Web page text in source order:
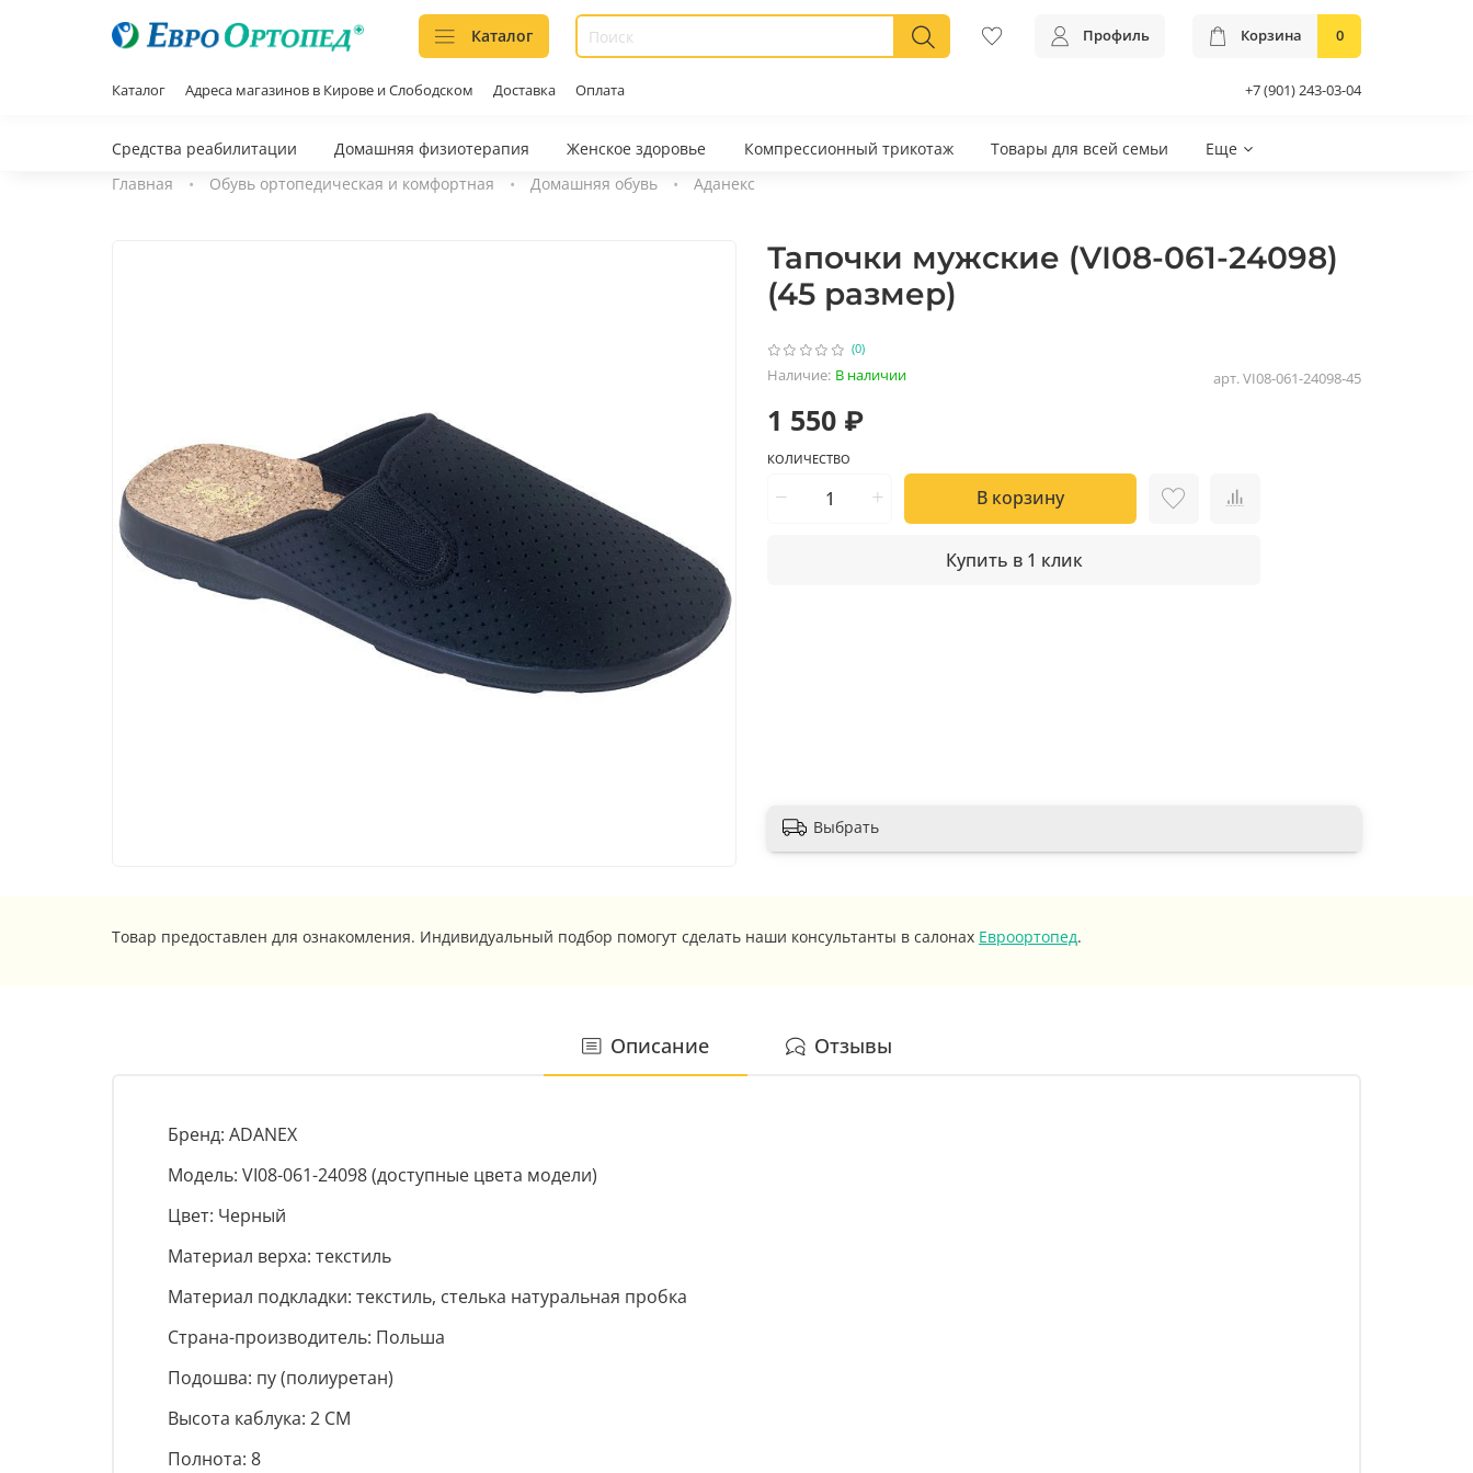
Каталог Профиль Корзина 0
Каталог Адреса магазинов в Кирове и Слободском Доставка Оплата +7 (901) 243-03-04
Средства реабилитации Домашняя физиотерапия Женское здоровье Компрессионный трикотаж Товары для всей семьи
Еще
Главная
Обувь ортопедическая и комфортная Домашняя обувь Аданекс
(0)
арт.VI08-061-24098-45
Наличие: В наличии
Тапочки мужские (VI08-061-24098)
(45 размер)
1 550 ₽
КОЛИЧЕСТВО
В корзину
Купить в 1 клик
Выбрать
Товар предоставлен для ознакомления. Индивидуальный подбор помогут сделать наши консультанты в салонах Евроортопед.
Описание Отзывы
Бренд: ADANEX
Модель: VI08-061-24098 (доступные цвета модели)
Цвет: Черный
Материал верха: текстиль
Материал подкладки: текстиль, стелька натуральная пробка
Страна-производитель: Польша
Подошва: пу (полиуретан)
Высота каблука: 2 СМ
Полнота: 8